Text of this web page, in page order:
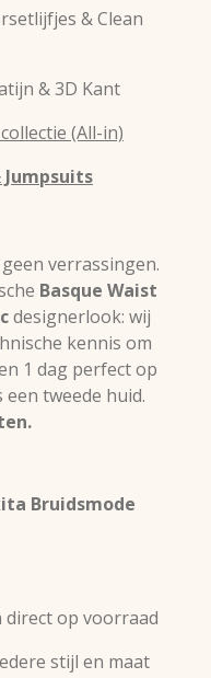
& Clean
& 3D Kant
(All-in)
verrassingen.
Basque Waist
designerlook: wij
kennis om
1 dag perfect op
tweede huid.
Bruidsmode
op voorraad
stijl en maat